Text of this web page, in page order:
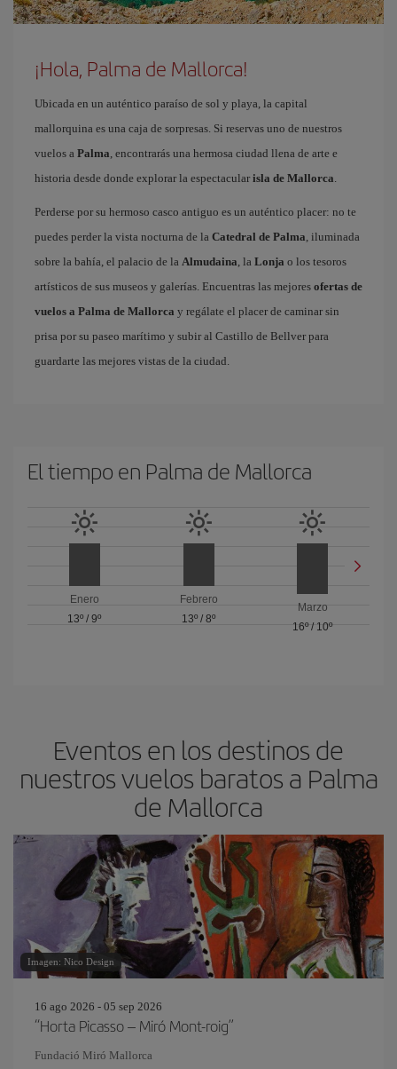
¡Hola, Palma de Mallorca!
Ubicada en un auténtico paraíso de sol y playa, la capital
mallorquina es una caja de sorpresas. Si reservas uno de nuestros
vuelos a Palma, encontrarás una hermosa ciudad llena de arte e
historia desde donde explorar la espectacular isla de Mallorca.
Perderse por su hermoso casco antiguo es un auténtico placer: no te
puedes perder la vista nocturna de la Catedral de Palma, iluminada
sobre la bahía, el palacio de la Almudaina, la Lonja o los tesoros
artísticos de sus museos y galerías. Encuentras las mejores ofertas de
vuelos a Palma de Mallorca y regálate el placer de caminar sin
prisa por su paseo marítimo y subir al Castillo de Bellver para
guardarte las mejores vistas de la ciudad.
El tiempo en Palma de Mallorca
Enero
13º /9º
Febrero
13º / 8º
Marzo
16º/ 10º
Eventos en los destinos de
nuestros vuelos baratos a Palma
de Mallorca
Imagen: Nico Design
16 ago 2026 - 05 sep 2026
“Horta Picasso – Miró Mont-roig”
Fundació Miró Mallorca